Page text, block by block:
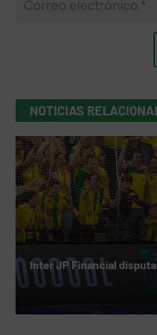
NOTICIAS
Inter JP Financial